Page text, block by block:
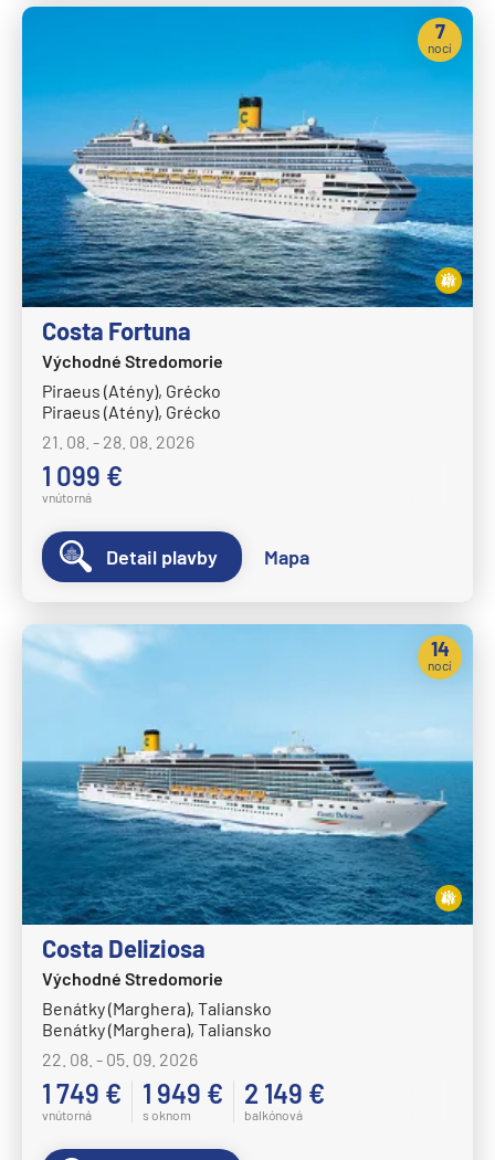
Costa Fortuna
Východné Stredomorie
Piraeus (Atény), Grécko
Piraeus (Atény), Grécko
21. 08. - 28. 08. 2026
1 099 €
vnútorná
7
nocí
Detail plavby Mapa
Costa Deliziosa
Východné Stredomorie
Benátky (Marghera), Taliansko
Benátky (Marghera), Taliansko
22. 08. - 05. 09. 2026
1 749 €
vnútorná
1 949 €
s oknom
2 149 €
balkónová
14
nocí